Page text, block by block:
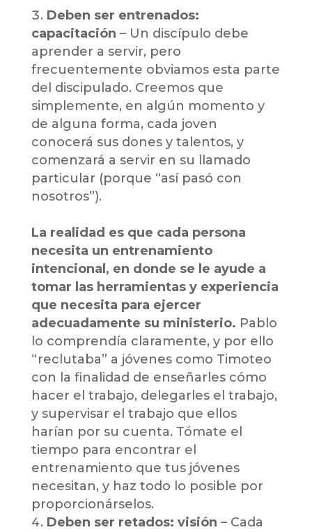
Deben ser entrenados:
capacitación – Un discípulo debe
aprender a servir, pero
frecuentemente obviamos esta parte
del discipulado. Creemos que
simplemente, en algún momento y
de alguna forma, cada joven
conocerá sus dones y talentos, y
comenzará a servir en su llamado
particular (porque “así pasó con
nosotros”).
La realidad es que cada persona
necesita un entrenamiento
intencional, en donde se le ayude a
tomar las herramientas y experiencia
que necesita para ejercer
adecuadamente su ministerio. Pablo
lo comprendía claramente, y por ello
“reclutaba” a jóvenes como Timoteo
con la finalidad de enseñarles cómo
hacer el trabajo, delegarles el trabajo,
y supervisar el trabajo que ellos
harían por su cuenta. Tómate el
tiempo para encontrar el
entrenamiento que tus jóvenes
necesitan, y haz todo lo posible por
proporcionárselos.
Deben ser retados: visión – Cada